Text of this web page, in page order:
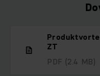
ZT
PDF (2.4 MB)